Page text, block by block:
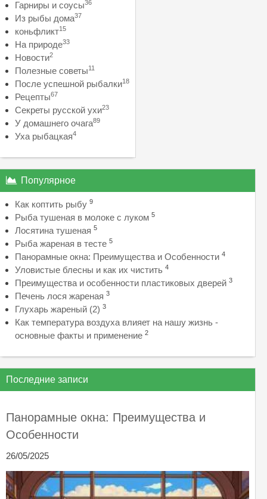
Гарниры и соусы36
Из рыбы дома37
коньфликт15
На природе33
Новости2
Полезные советы11
После успешной рыбалки18
Рецепты67
Секреты русской ухи23
У домашнего очага89
Уха рыбацкая4
Популярное
Как коптить рыбу 9
Рыба тушеная в молоке с луком 5
Лосятина тушеная 5
Рыба жареная в тесте 5
Панорамные окна: Преимущества и Особенности 4
Уловистые блесны и как их чистить 4
Преимущества и особенности пластиковых дверей 3
Печень лося жареная 3
Глухарь жареный (2) 3
Как температура воздуха влияет на нашу жизнь -
основные факты и применение 2
Последние записи
Панорамные окна: Преимущества и
Особенности
26/05/2025